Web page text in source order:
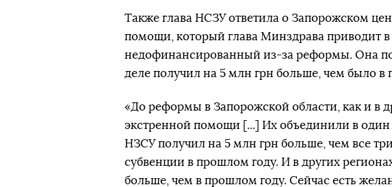
Также глава НСЗУ ответила о Запорожском
помощи, который глава Минздрава приводит
недофинансированный из-за реформы. Она
деле получил на 5 млн грн больше, чем было в
«До реформы в Запорожской области, как и в
экстренной помощи [...] Их объединили в один
НЗСУ получил на 5 млн грн больше, чем все
субвенции в прошлом году. И в других
больше, чем в прошлом году. Сейчас есть